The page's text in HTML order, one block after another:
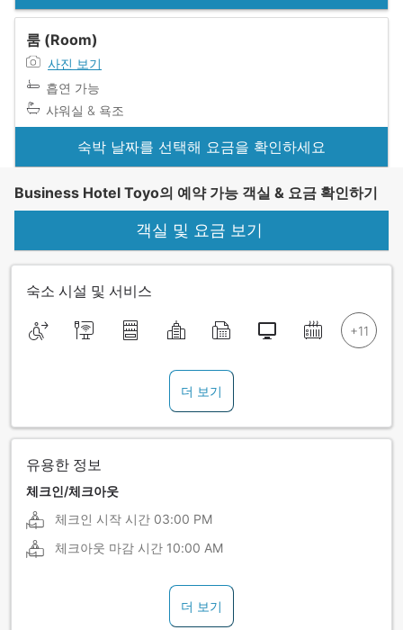
룸 (Room)
사진 보기
흡연 가능
샤워실 & 욕조
숙박 날짜를 선택해 요금을 확인하세요
Business Hotel Toyo의 예약 가능 객실 & 요금 확인하기
객실 및 요금 보기
숙소 시설 및 서비스
더 보기
유용한 정보
체크인/체크아웃
체크인 시작 시간 03:00 PM
체크아웃 마감 시간 10:00 AM
더 보기